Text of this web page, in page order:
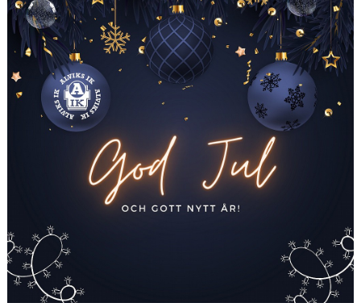
KALENDER
ÖVRIGT
FOTBOLLSSKOLA
ALVIKSCUPEN